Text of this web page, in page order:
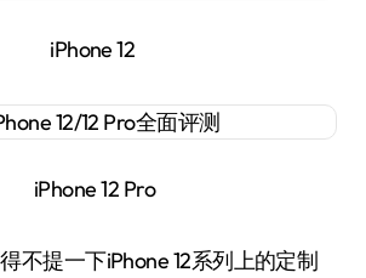
iPhone 12
iPhone 12 Pro
不提一下iPhone 12系列上的定制